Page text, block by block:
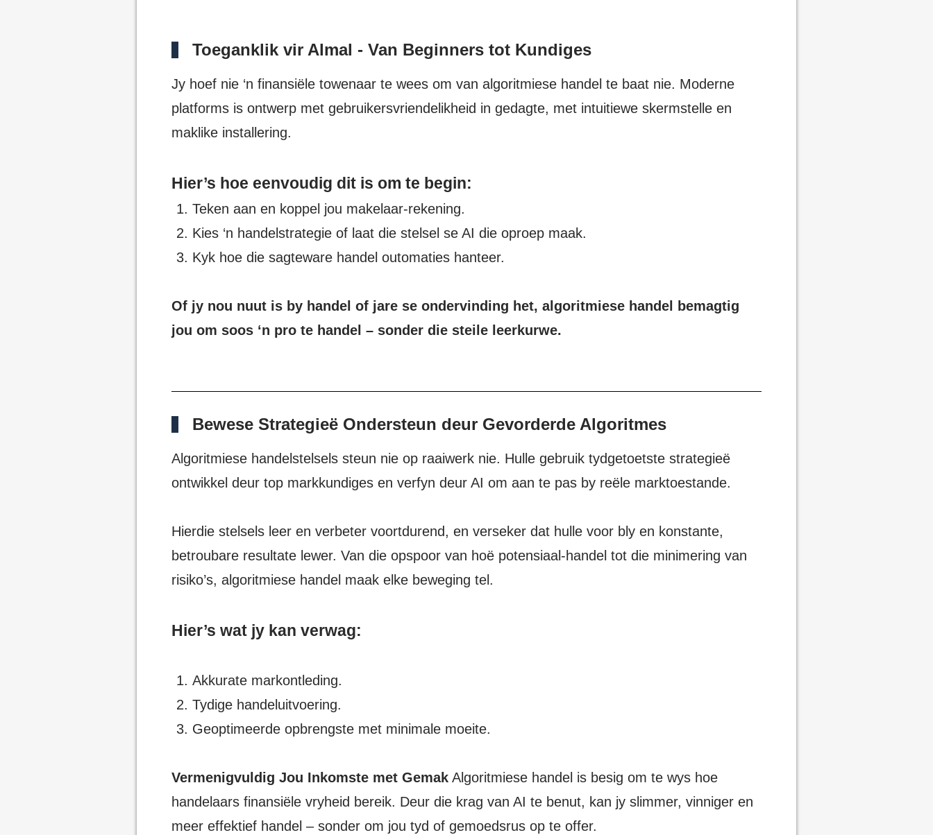
Toeganklik vir Almal - Van Beginners tot Kundiges
Jy hoef nie ‘n finansiële towenaar te wees om van algoritmiese handel te baat nie. Moderne
platforms is ontwerp met gebruikersvriendelikheid in gedagte, met intuitiewe skermstelle en
maklike installering.
Hier’s hoe eenvoudig dit is om te begin:
Teken aan en koppel jou makelaar-rekening.
Kies ‘n handelstrategie of laat die stelsel se AI die oproep maak.
Kyk hoe die sagteware handel outomaties hanteer.
Of jy nou nuut is by handel of jare se ondervinding het, algoritmiese handel bemagtig
jou om soos ‘n pro te handel – sonder die steile leerkurwe.
Bewese Strategieë Ondersteun deur Gevorderde Algoritmes
Algoritmiese handelstelsels steun nie op raaiwerk nie. Hulle gebruik tydgetoetste strategieë
ontwikkel deur top markkundiges en verfyn deur AI om aan te pas by reële marktoestande.
Hierdie stelsels leer en verbeter voortdurend, en verseker dat hulle voor bly en konstante,
betroubare resultate lewer. Van die opspoor van hoë potensiaal-handel tot die minimering van
risiko’s, algoritmiese handel maak elke beweging tel.
Hier’s wat jy kan verwag:
Akkurate markontleding.
Tydige handeluitvoering.
Geoptimeerde opbrengste met minimale moeite.
Vermenigvuldig Jou Inkomste met Gemak Algoritmiese handel is besig om te wys hoe
handelaars finansiële vryheid bereik. Deur die krag van AI te benut, kan jy slimmer, vinniger en
meer effektief handel – sonder om jou tyd of gemoedsrus op te offer.